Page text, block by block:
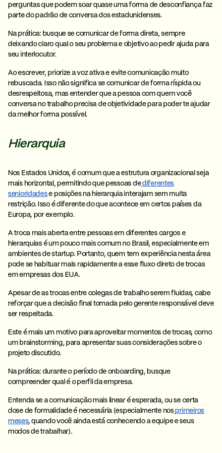
perguntas que podem soar quase uma forma de desconfiança faz
parte do padrão de conversa dos estadunidenses.
Na prática:busque se comunicar de forma direta, sempre
deixando claro qual o seu problema e objetivo ao pedir ajuda para
seu interlocutor.
Ao escrever, priorize avoz ativae evite comunicação muito
rebuscada. Isso não significa se comunicar de forma ríspida ou
desrespeitosa, mas entender que a pessoa com quem você
conversa no trabalho precisa deobjetividadepara poder te ajudar
da melhor forma possível.
Hierarquia
Nos Estados Unidos, é comum que aestrutura organizacional seja
mais horizontal , permitindo que pessoas dediferentes
senioridadese posições na hierarquia interajam sem muita
restrição. Isso é diferente do que acontece em certos países da
Europa, por exemplo.
A troca mais aberta entre pessoas em diferentes cargos e
hierarquias é um pouco mais comum no Brasil, especialmente em
ambientes de startup. Portanto, quem tem experiência nesta área
pode se habituar mais rapidamente a essefluxo direto de trocas
em empresas dos EUA.
Apesar de as trocas entre colegas de trabalho serem fluidas, cabe
reforçar que a decisão final tomada pelo gerente responsável deve
ser respeitada.
Este é mais um motivo para aproveitar momentos de trocas, como
um brainstorming, para apresentar suas considerações sobre o
projeto discutido.
Na prática:durante o período de onboarding, busque
compreender qual é o perfil da empresa.
Entenda se a comunicação mais linear é esperada, ou se certa
dose de formalidade é necessária (especialmente nos primeiros
meses, quando você ainda está conhecendo a equipe e seus
modos de trabalhar).